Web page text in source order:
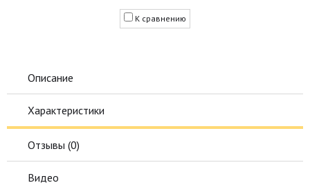
К сравнению
Описание
Характеристики
Отзывы (0)
Видео